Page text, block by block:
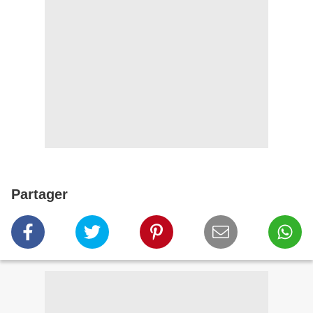
Partager